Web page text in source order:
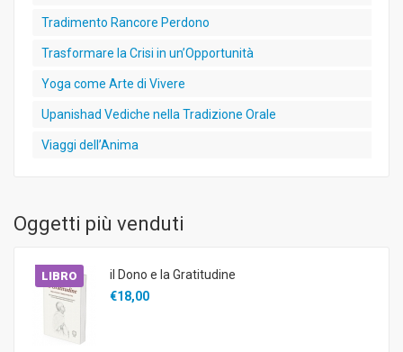
Tradimento Rancore Perdono
Trasformare la Crisi in un’Opportunità
Yoga come Arte di Vivere
Upanishad Vediche nella Tradizione Orale
Viaggi dell’Anima
Oggetti più venduti
LIBRO
il Dono e la Gratitudine
€18,00